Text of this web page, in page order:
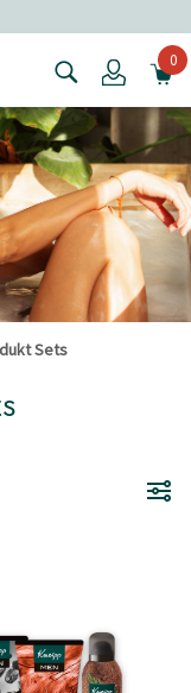
Login0
Sets